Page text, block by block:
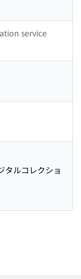
service
タルコレクショ